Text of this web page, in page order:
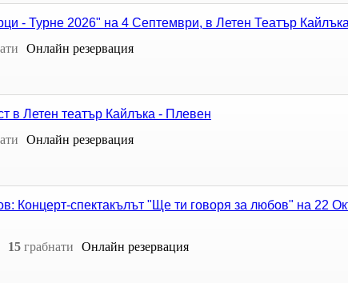
- Турне 2026" на 4 Септември, в Летен Театър
Онлайн резервация
в Летен театър Кайлъка - Плевен
Онлайн резервация
Концерт-спектакълът "Ще ти говоря за любов" на 22
15 грабнати
Онлайн резервация